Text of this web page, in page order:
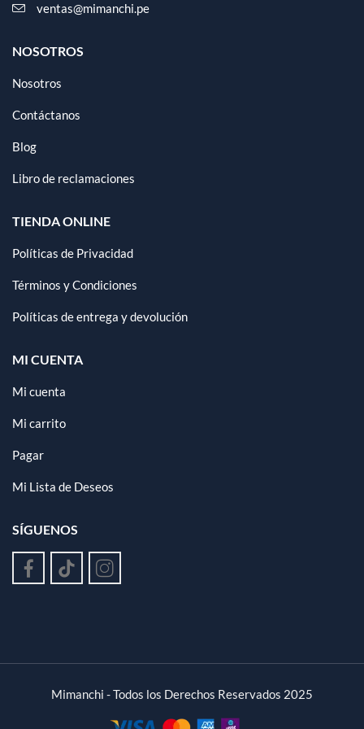
ventas@mimanchi.pe
NOSOTROS
Nosotros
Contáctanos
Blog
Libro de reclamaciones
TIENDA ONLINE
Políticas de Privacidad
Términos y Condiciones
Políticas de entrega y devolución
MI CUENTA
Mi cuenta
Mi carrito
Pagar
Mi Lista de Deseos
SÍGUENOS
Mimanchi - Todos los Derechos Reservados 2025